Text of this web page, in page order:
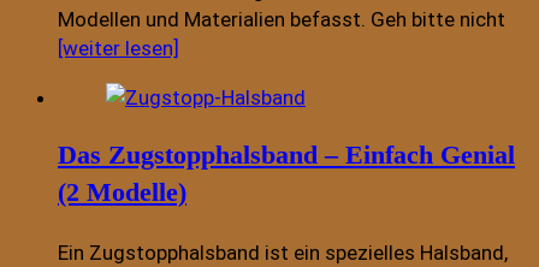
Modellen und Materialien befasst. Geh bitte nicht
[weiter lesen]
Das Zugstopphalsband – Einfach Genial
(2 Modelle)
Ein Zugstopphalsband ist ein spezielles Halsband,